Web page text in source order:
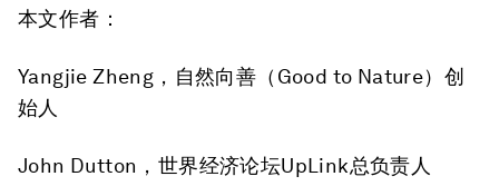
本文作者：
Yangjie Zheng，自然向善（Good to Nature）创
始人
John Dutton，世界经济论坛UpLink总负责人